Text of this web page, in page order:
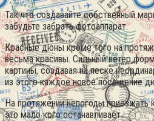
Так что создавайте собственный
забудьте забрать фотоаппарат.
Красные дюны кроме того на
весьма красивы. Сильный ветер
картины, создавая на песке
из этого каждое новое посещение
На протяжении непогоды
это мало кого останавливает.